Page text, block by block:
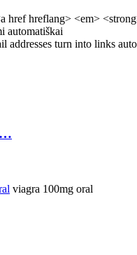
href hreflang> <em>
automatiškai
addresses turn into links
viagra 100mg oral